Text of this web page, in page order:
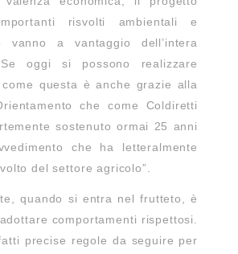
risvolti ambientali e
vanno a vantaggio dell’intera
oggi si possono realizzare
questa è anche grazie alla
che come Coldiretti
sostenuto ormai 25 anni
che ha letteralmente
del settore agricolo”.
quando si entra nel frutteto, è
comportamenti rispettosi.
precise regole da seguire per